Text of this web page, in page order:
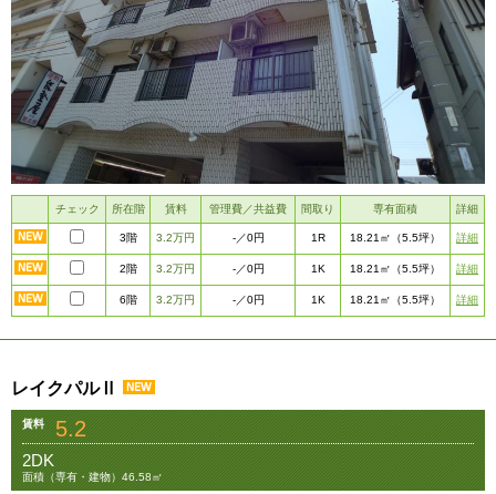
チェック 所在階 賃料 管理費／共益費 間取り 専有面積 詳細
3階 3.2万円 -／0円 1R 18.21㎡ （5.5坪） 詳細
2階 3.2万円 -／0円 1K 18.21㎡ （5.5坪） 詳細
6階 3.2万円 -／0円 1K 18.21㎡ （5.5坪） 詳細
レイクパルⅡ
賃料 5.2
2DK
面積（専有・建物）46.58㎡